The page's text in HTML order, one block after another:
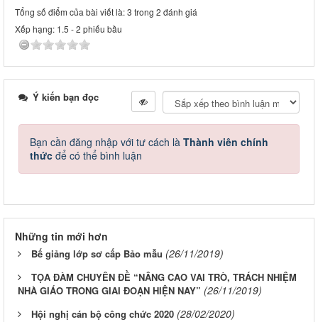
Tổng số điểm của bài viết là: 3 trong 2 đánh giá
Xếp hạng: 1.5 -2 phiếu bầu
Ý kiến bạn đọc
Bạn cần đăng nhập với tư cách là Thành viên chính
thức để có thể bình luận
Những tin mới hơn
Bế giảng lớp sơ cấp Bảo mẫu (26/11/2019)
TỌA ĐÀM CHUYÊN ĐỀ “NÂNG CAO VAI TRÒ, TRÁCH NHIỆM
NHÀ GIÁO TRONG GIAI ĐOẠN HIỆN NAY” (26/11/2019)
Hội nghị cán bộ công chức 2020 (28/02/2020)